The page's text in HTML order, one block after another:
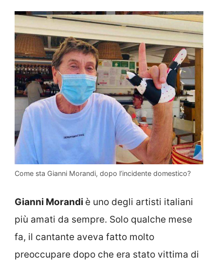
Come sta Gianni Morandi, dopo l’incidente domestico?
Gianni Morandi è uno degli artisti italiani
più amati da sempre. Solo qualche mese
fa, il cantante aveva fatto molto
preoccupare dopo che era stato vittima di